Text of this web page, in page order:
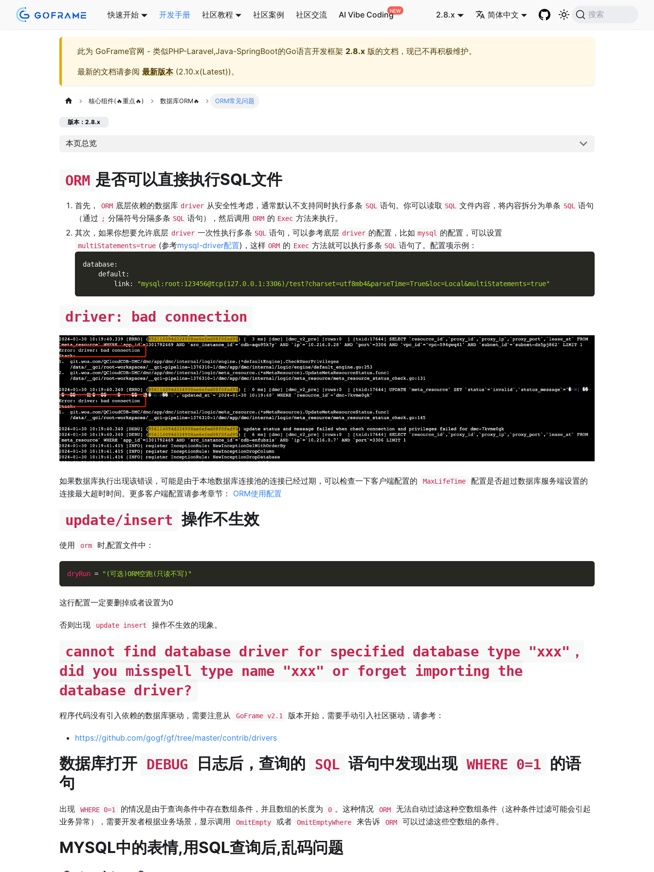
快速开始 开发手册 社区教程 社区案例 社区交流 AI Vibe Coding 2.8.x 简体中文 搜索
此为 GoFrame官网 - 类似PHP-Laravel,Java-SpringBoot的Go语言开发框架 2.8.x 版的文档，现已不再积极维护。
最新的文档请参阅 最新版本(2.10.x(Latest))。
核心组件(🔥重点🔥) 数据库ORM🔥 ORM常见问题
版本：2.8.x
本页总览
ORM 是否可以直接执行SQL文件
首先， ORM 底层依赖的数据库 driver 从安全性考虑，通常默认不支持同时执行多条 SQL 语句。你可以读取 SQL 文件内容，将内容拆分为单条 SQL
语句
（通过
; 分隔符号分隔多条 SQL 语句），然后调用 ORM 的 Exec 方法来执行。
其次，如果你想要允许底层 driver 一次性执行多条 SQL 语句，可以参考底层 driver 的配置，比如 mysql 的配置，可以设置
multiStatements=true (参考mysql-driver配置)，这样 ORM 的 Exec 方法就可以执行多条 SQL 语句了。配置项示例：
database:
default :
link: "mysql:root:123456@tcp(127.0.0.1:3306)/test?charset=utf8mb4&parseTime=True&loc=Local&multiStatements=true"
driver: bad connection
如果数据库执行出现该错误，可能是由于本地数据库连接池的连接已经过期，可以检查一下客户端配置的 MaxLifeTime
配置是否超过数据库服务端设置的
连接最大超时时间。更多客户端配置请参考章节： ORM使用配置
update/insert 操作不生效
使用 orm 时,配置文件中：
dryRun = "(可选)ORM空跑(只读不写)"
这行配置一定要删掉或者设置为0
否则出现 update insert 操作不生效的现象。
cannot find database driver for specified database type "xxx"，
did you misspell type name "xxx" or forget importing the
database driver?
程序代码没有引入依赖的数据库驱动，需要注意从 GoFrame v2.1 版本开始，需要手动引入社区驱动，请参考：
https://github.com/gogf/gf/tree/master/contrib/drivers
数据库打开 DEBUG 日志后，查询的 SQL 语句中发现出现 WHERE 0=1
的语
句
出现 WHERE 0=1 的情况是由于查询条件中存在数组条件，并且数组的长度为 0 。这种情况 ORM
无法自动过滤这种空数组条件（这种条件过滤可能会引起
业务异常），需要开发者根据业务场景，显示调用
OmitEmpty 或者 OmitEmptyWhere 来告诉 ORM 可以过滤这些空数组的条件。
MYSQL中的表情,用SQL查询后,乱码问题